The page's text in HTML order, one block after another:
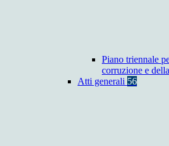
Piano triennale
corruzione e
Atti generali 56